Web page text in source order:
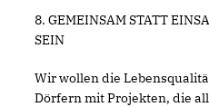
8. GEMEINSAM STATT
SEIN
Wir wollen die
Dörfern mit Projekten, die